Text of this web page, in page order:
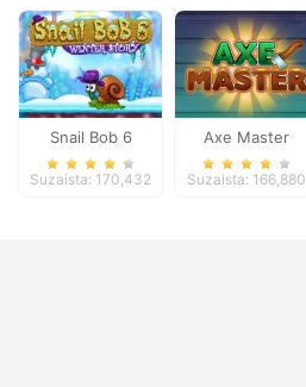
Snail Bob 6
Suzaista: 170,432
Axe Master
Suzaista: 166,880